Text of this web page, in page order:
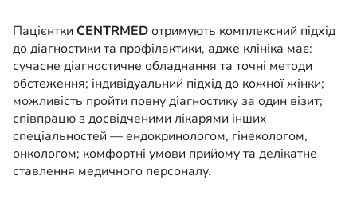
Пацієнтки CENTRMEDотримують комплексний підхід
до діагностики та профілактики, адже клініка має:
сучасне діагностичне обладнання та точні методи
обстеження; індивідуальний підхід до кожної жінки;
можливість пройти повну діагностику за один візит;
співпрацю з досвідченими лікарями інших
спеціальностей — ендокринологом, гінекологом,
онкологом; комфортні умови прийому та делікатне
ставлення медичного персоналу.